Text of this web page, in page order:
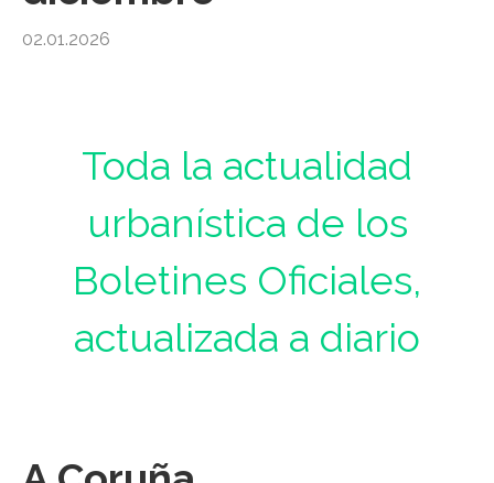
02.01.2026
Toda la actualidad
urbanística de los
Boletines Oficiales,
actualizada a diario